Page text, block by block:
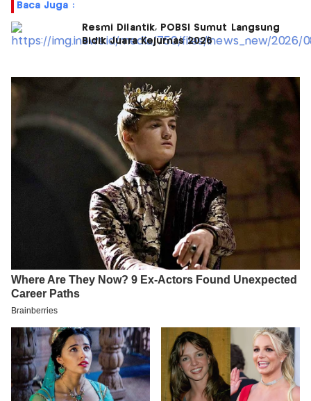
Baca Juga :
Resmi Dilantik, POBSI Sumut Langsung
Bidik Juara Kejurnas 2026